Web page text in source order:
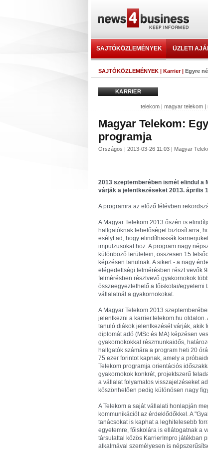
SAJTÓKÖZLEMÉNYEK ÜZLETI
SAJTÓKÖZLEMÉNYEK | Karrier| Egyre
KARRIER
telekom | magyar telekom |
Magyar Telekom:
programja
Országos | 2013-03-26 11:03 | Magyar
2013 szeptemberében ismét elindul a
várják a jelentkezéseket 2013. április
A programra az előző félévben
A Magyar Telekom 2013 őszén is
hallgatóknak lehetőséget biztosít arra,
esélyt ad, hogy elindíthassák
impulzusokat hoz. A program nagy
különböző területein, összesen 15
képzésen tanulnak. A sikert - a nagy
elégedettségi felmérésben részt vevők
felmérésben résztvevő gyakornokok
összeegyeztethető a főiskolai/egyetemi
vállalatnál a gyakornokokat.
A Magyar Telekom 2013
jelentkezni a karrier.telekom.hu
tanuló diákok jelentkezését várják, akik
diplomát adó (MSc és MA) képzésen
gyakornokokkal részmunkaidős,
hallgatók számára a program heti 20
75 ezer forintot kapnak, amely a
Telekom programja orientációs
gyakornokok konkrét, projektszerű
a vállalat folyamatos visszajelzéseket
köszönhetően pedig különösen nagy
A Telekom a saját vállalati honlapján
kommunikációt az érdeklődőkkel. A
tanácsokat is kaphat a leghitelesebb
egyetemre, főiskolára is ellátogatnak a
társulattal közös KarrierImpro játékban
alkalmával személyesen is